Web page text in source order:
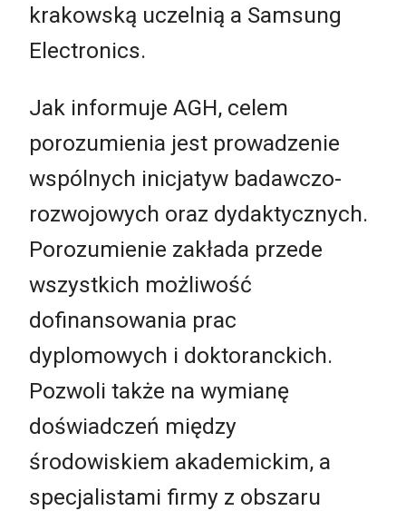
krakowską uczelnią a Samsung
Electronics.
Jak informuje AGH, celem
porozumienia jest prowadzenie
wspólnych inicjatyw badawczo-
rozwojowych oraz dydaktycznych.
Porozumienie zakłada przede
wszystkich możliwość
dofinansowania prac
dyplomowych i doktoranckich.
Pozwoli także na wymianę
doświadczeń między
środowiskiem akademickim, a
specjalistami firmy z obszaru